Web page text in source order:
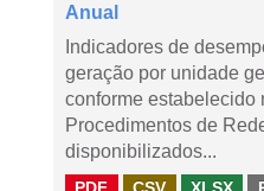
Anual
Indicadores de
geração por unidade
conforme estabelecido
Procedimentos de
disponibilizados...